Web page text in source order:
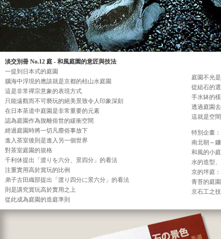
淡交別冊 No.12 庭 - 和風庭園的意匠與技法
一提到日本式的庭園
腦海中浮現的應該就是京都的枯山水庭園
這是非常禪宗意象的表現方式
只能遠觀而不可褻玩的絕美景致令人印象深刻
在日本茶道中庭園是非常重要的元素
認為庭園作為脫離俗世的緩衝空間
經過庭園時將一切凡塵俗事放下
進入茶室後則是進入另一個世界
對茶室庭園的規格
千利休提出「渡りを六分、景四分」的看法
注重實用高於賞玩的比例
弟子古田織部提出「渡り四分に景六分」的看法
則是講究賞玩高於實用之上
從此成為庭園的造庭準則
庭園不光
從組石的
手水缽的
透過庭園
這就是空
特別企畫
南北朝～
和風的小
水的造型
京的坪庭
青苔的庭
京石工之